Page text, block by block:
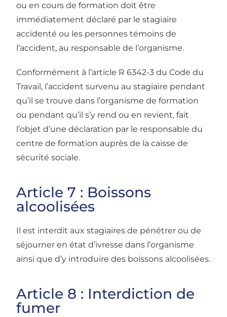
ou en cours de formation doit être
immédiatement déclaré par le stagiaire
accidenté ou les personnes témoins de
l’accident, au responsable de l’organisme.
Conformément à l’article R 6342-3 du Code du
Travail, l’accident survenu au stagiaire pendant
qu’il se trouve dans l’organisme de formation
ou pendant qu’il s’y rend ou en revient, fait
l’objet d’une déclaration par le responsable du
centre de formation auprès de la caisse de
sécurité sociale.
Article 7 : Boissons
alcoolisées
Il est interdit aux stagiaires de pénétrer ou de
séjourner en état d’ivresse dans l’organisme
ainsi que d’y introduire des boissons alcoolisées.
Article 8 : Interdiction de
fumer